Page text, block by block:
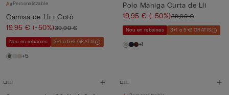
Personalitzable
Camisa de Lli i Cotó
19,95 €(-50%)39,90 €
Nou en rebaixes 3+1 o 5+2 GRATIS
+5
Polo Màniga Curta de Lli
19,95 €(-50%)39,90 €
Nou en rebaixes 3+1 o 5+2 GRATIS
+1